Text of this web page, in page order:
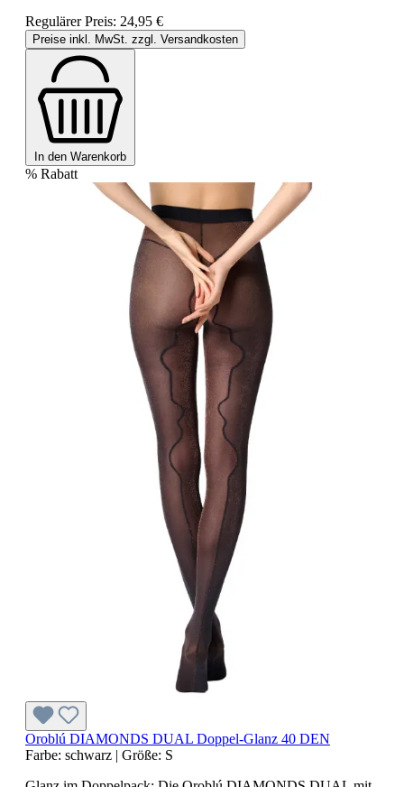
Regulärer Preis: 24,95 €
Preise inkl. MwSt. zzgl. Versandkosten
In den Warenkorb
% Rabatt
Oroblú DIAMONDS DUAL Doppel-Glanz 40 DEN
Farbe: schwarz | Größe: S